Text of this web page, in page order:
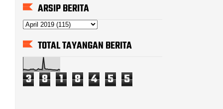
ARSIP BERITA
TOTAL TAYANGAN BERITA
3 8 1 8 4 5 5